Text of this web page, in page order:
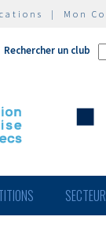
| Mon
Rechercher un club